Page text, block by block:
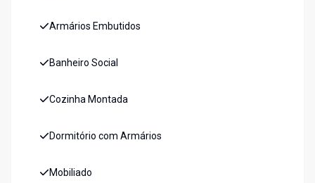
Armários Embutidos
Banheiro Social
Cozinha Montada
Dormitório com Armários
Mobiliado